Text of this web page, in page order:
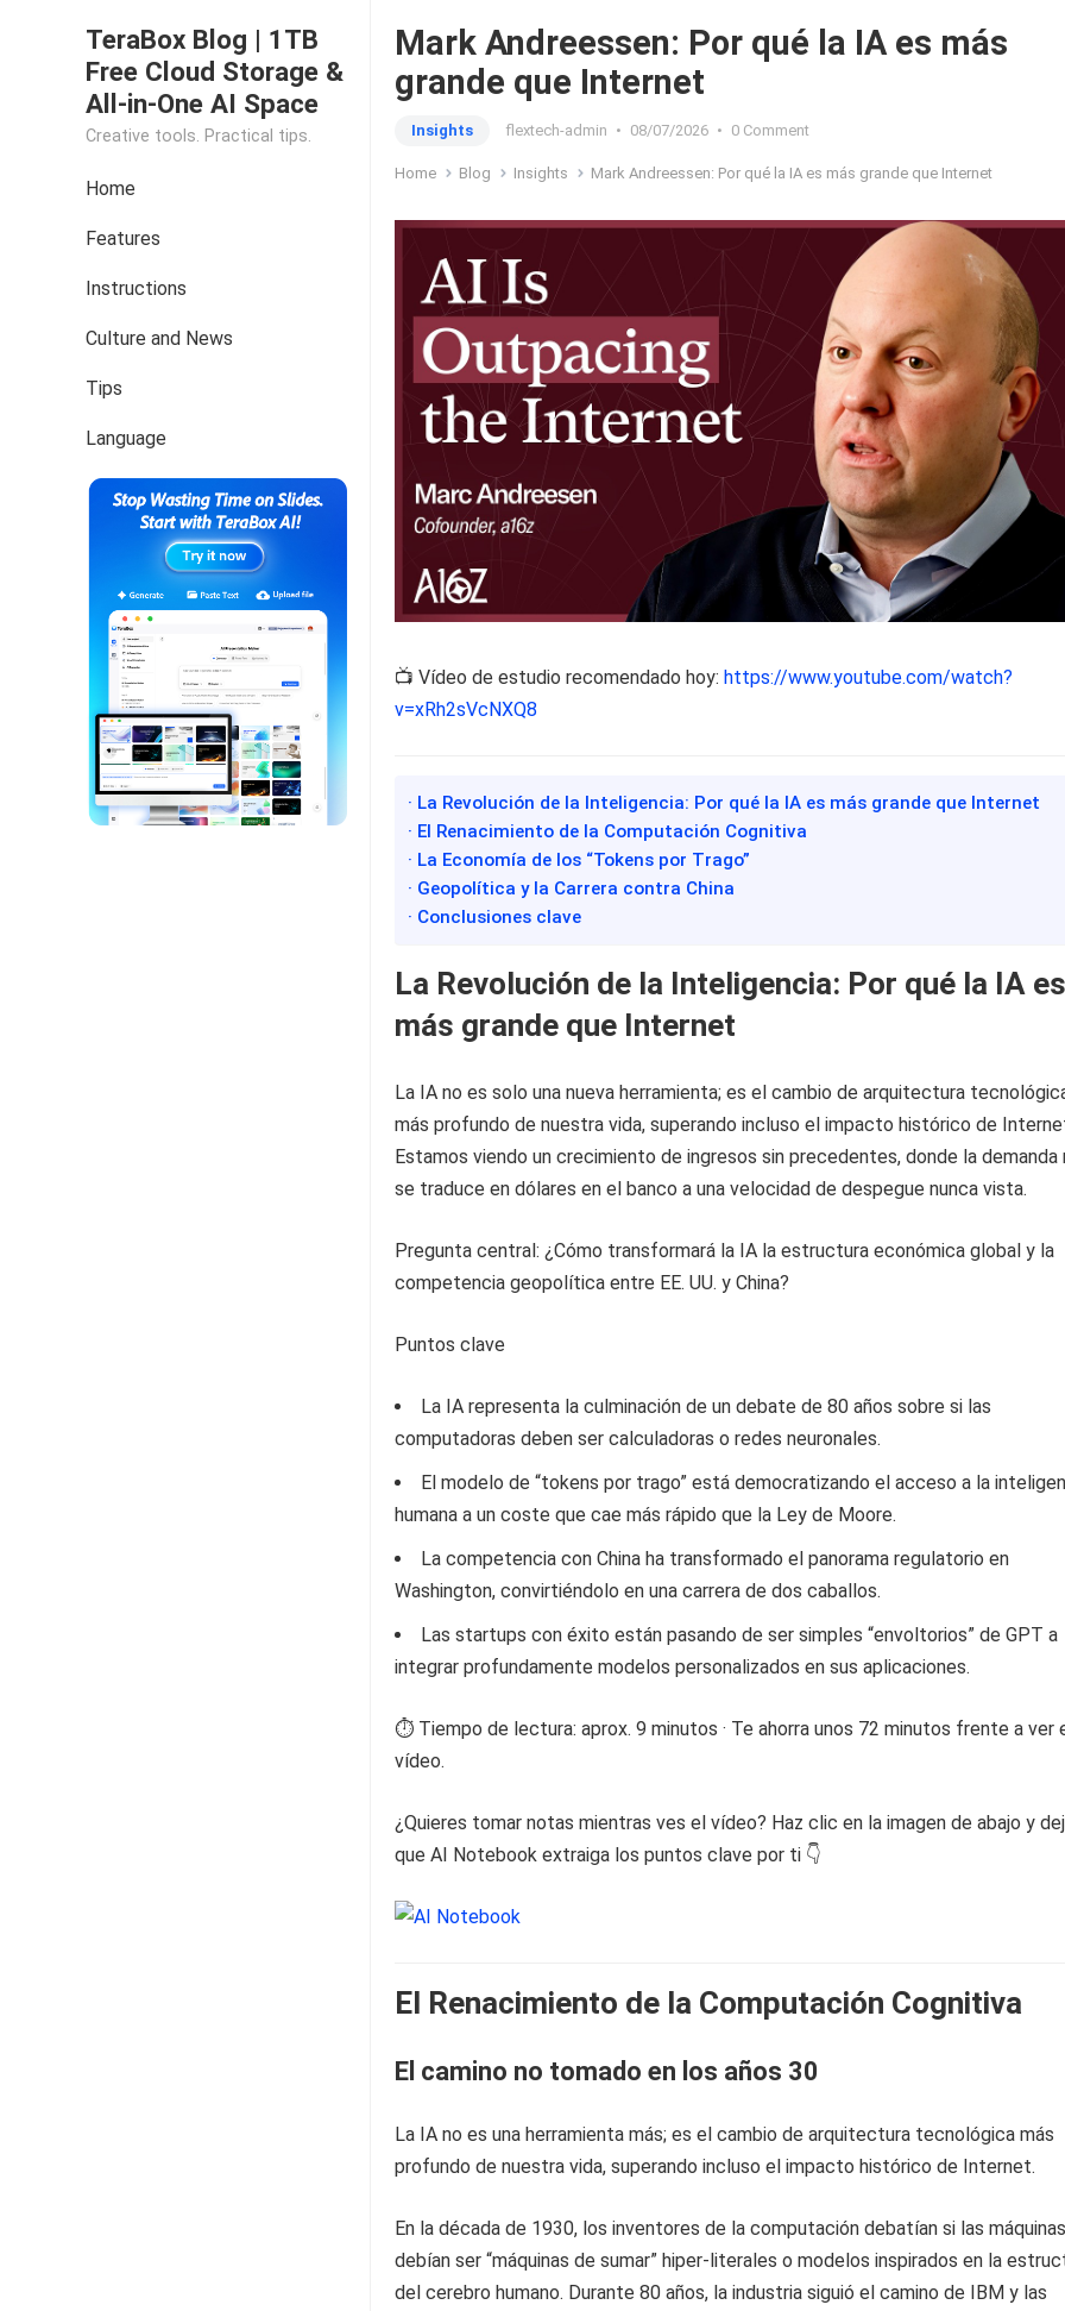
TeraBox Blog | 1TB
Free Cloud Storage &
All-in-One AI Space
Creative tools. Practical tips.
Home
Features
Instructions
Culture and News
Tips
Language
Mark Andreessen: Por qué la IA es más
grande que Internet
Insights flextech-admin • 08/07/2026 • 0 Comment
Home Blog Insights Mark Andreessen: Por qué la IA es más grande que Internet
📺 Vídeo de estudio recomendado hoy: https://www.youtube.com/watch?
v=xRh2sVcNXQ8
· La Revolución de la Inteligencia: Por qué la IA es más grande que Internet
· El Renacimiento de la Computación Cognitiva
· La Economía de los “Tokens por Trago”
· Geopolítica y la Carrera contra China
· Conclusiones clave
La Revolución de la Inteligencia: Por qué la IA es
más grande que Internet
La IA no es solo una nueva herramienta; es el cambio de arquitectura
más profundo de nuestra vida, superando incluso el impacto histórico de
Estamos viendo un crecimiento de ingresos sin precedentes, donde la demanda
se traduce en dólares en el banco a una velocidad de despegue nunca vista.
Pregunta central: ¿Cómo transformará la IA la estructura económica global y la
competencia geopolítica entre EE. UU. y China?
Puntos clave
La IA representa la culminación de un debate de 80 años sobre si las
computadoras deben ser calculadoras o redes neuronales.
El modelo de “tokens por trago” está democratizando el acceso a la
humana a un coste que cae más rápido que la Ley de Moore.
La competencia con China ha transformado el panorama regulatorio en
Washington, convirtiéndolo en una carrera de dos caballos.
Las startups con éxito están pasando de ser simples “envoltorios” de GPT a
integrar profundamente modelos personalizados en sus aplicaciones.
⏱️ Tiempo de lectura: aprox. 9 minutos · Te ahorra unos 72 minutos frente a ver
vídeo.
¿Quieres tomar notas mientras ves el vídeo? Haz clic en la imagen de abajo y
que AI Notebook extraiga los puntos clave por ti 👇
El Renacimiento de la Computación Cognitiva
El camino no tomado en los años 30
La IA no es una herramienta más; es el cambio de arquitectura tecnológica más
profundo de nuestra vida, superando incluso el impacto histórico de Internet.
En la década de 1930, los inventores de la computación debatían si las máquinas
debían ser “máquinas de sumar” hiper-literales o modelos inspirados en la
del cerebro humano. Durante 80 años, la industria siguió el camino de IBM y las